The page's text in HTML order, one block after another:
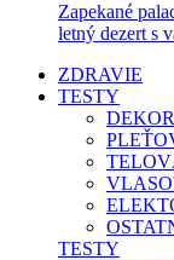
Zapekané
letný dezert s
ZDRAVIE
TESTY
TESTY